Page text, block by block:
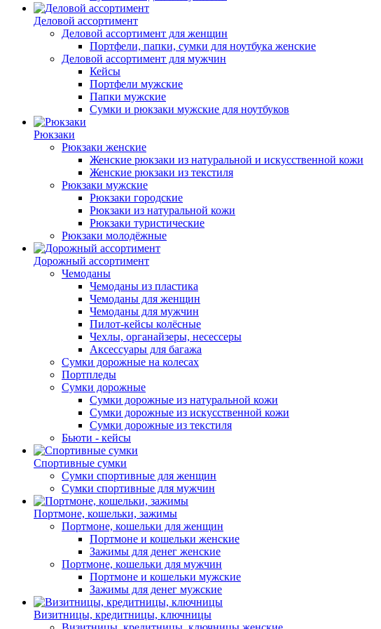
Деловой ассортимент
Деловой ассортимент для женщин
Портфели, папки, сумки для ноутбука женские
Деловой ассортимент для мужчин
Кейсы
Портфели мужские
Папки мужские
Сумки и рюкзаки мужские для ноутбуков
Рюкзаки
Рюкзаки женские
Женские рюкзаки из натуральной и искусственной кожи
Женские рюкзаки из текстиля
Рюкзаки мужские
Рюкзаки городские
Рюкзаки из натуральной кожи
Рюкзаки туристические
Рюкзаки молодёжные
Дорожный ассортимент
Чемоданы
Чемоданы из пластика
Чемоданы для женщин
Чемоданы для мужчин
Пилот-кейсы колёсные
Чехлы, органайзеры, несессеры
Аксессуары для багажа
Сумки дорожные на колесах
Портпледы
Сумки дорожные
Сумки дорожные из натуральной кожи
Сумки дорожные из искусственной кожи
Сумки дорожные из текстиля
Бьюти - кейсы
Спортивные сумки
Сумки спортивные для женщин
Сумки спортивные для мужчин
Портмоне, кошельки, зажимы
Портмоне, кошельки для женщин
Портмоне и кошельки женские
Зажимы для денег женские
Портмоне, кошельки для мужчин
Портмоне и кошельки мужские
Зажимы для денег мужские
Визитницы, кредитницы, ключницы